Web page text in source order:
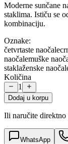
Moderne sunčane
staklima. Ističu se
kombinaciju.
Oznake:
četvrtaste naočale
naočalemuške
staklaženske
Količina
1
Dodaj u korpu
Ili naručite direktno
WhatsApp